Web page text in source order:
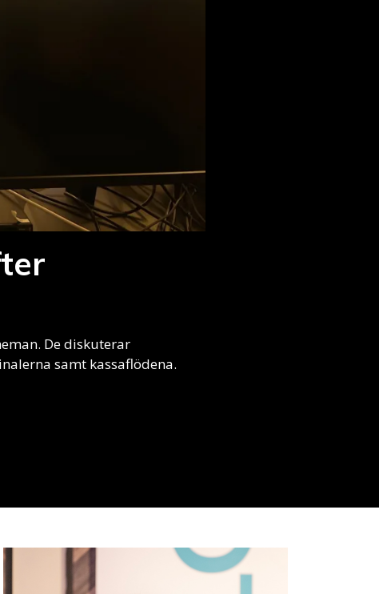
De diskuterar
samt kassaflödena.